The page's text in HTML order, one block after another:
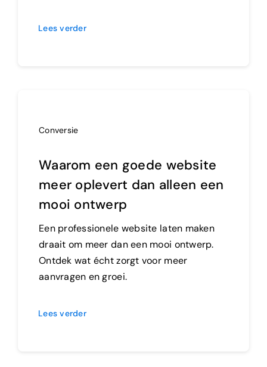
Lees verder
Conversie
Waarom een goede website
meer oplevert dan alleen een
mooi ontwerp
Een professionele website laten maken
draait om meer dan een mooi ontwerp.
Ontdek wat écht zorgt voor meer
aanvragen en groei.
Lees verder